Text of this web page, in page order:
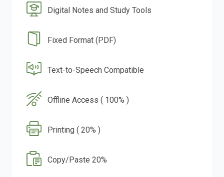
Digital Notes and Study Tools
Fixed Format (PDF)
Text-to-Speech Compatible
Offline Access ( 100% )
Printing ( 20% )
Copy/Paste 20%